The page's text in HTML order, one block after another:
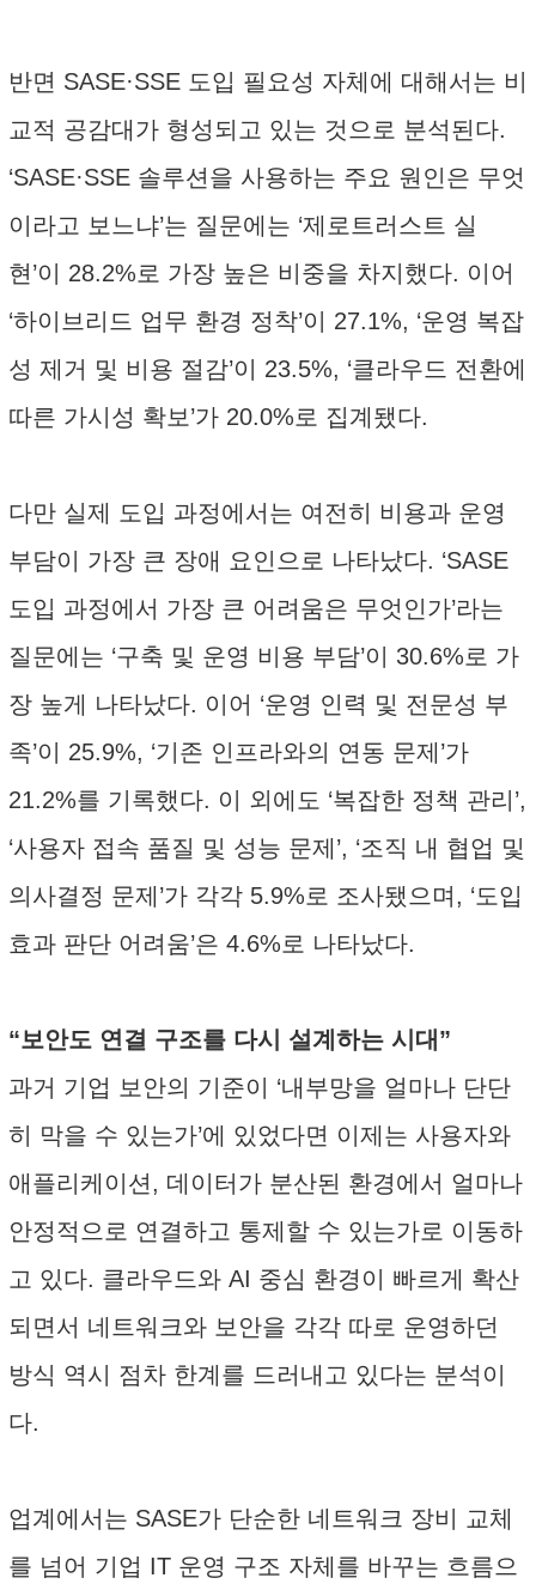
반면 SASE·SSE 도입 필요성 자체에 대해서는 비
교적 공감대가 형성되고 있는 것으로 분석된다.
‘SASE·SSE 솔루션을 사용하는 주요 원인은 무엇
이라고 보느냐’는 질문에는 ‘제로트러스트 실
현’이 28.2%로 가장 높은 비중을 차지했다. 이어
‘하이브리드 업무 환경 정착’이 27.1%, ‘운영 복잡
성 제거 및 비용 절감’이 23.5%, ‘클라우드 전환에
따른 가시성 확보’가 20.0%로 집계됐다.
다만 실제 도입 과정에서는 여전히 비용과 운영
부담이 가장 큰 장애 요인으로 나타났다. ‘SASE
도입 과정에서 가장 큰 어려움은 무엇인가’라는
질문에는 ‘구축 및 운영 비용 부담’이 30.6%로 가
장 높게 나타났다. 이어 ‘운영 인력 및 전문성 부
족’이 25.9%, ‘기존 인프라와의 연동 문제’가
21.2%를 기록했다. 이 외에도 ‘복잡한 정책 관리’,
‘사용자 접속 품질 및 성능 문제’, ‘조직 내 협업 및
의사결정 문제’가 각각 5.9%로 조사됐으며, ‘도입
효과 판단 어려움’은 4.6%로 나타났다.
“보안도 연결 구조를 다시 설계하는 시대”
과거 기업 보안의 기준이 ‘내부망을 얼마나 단단
히 막을 수 있는가’에 있었다면 이제는 사용자와
애플리케이션, 데이터가 분산된 환경에서 얼마나
안정적으로 연결하고 통제할 수 있는가로 이동하
고 있다. 클라우드와 AI 중심 환경이 빠르게 확산
되면서 네트워크와 보안을 각각 따로 운영하던
방식 역시 점차 한계를 드러내고 있다는 분석이
다.
업계에서는 SASE가 단순한 네트워크 장비 교체
를 넘어 기업 IT 운영 구조 자체를 바꾸는 흐름으